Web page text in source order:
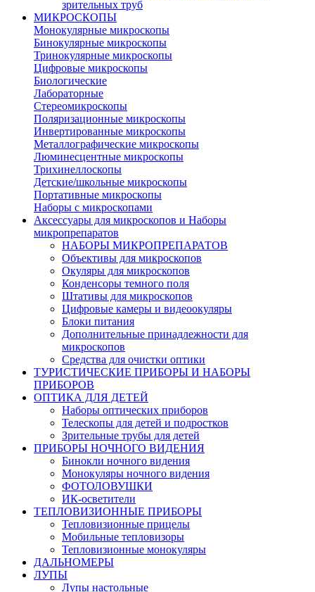
зрительных труб
МИКРОСКОПЫ
Монокулярные микроскопы
Бинокулярные микроскопы
Тринокулярные микроскопы
Цифровые микроскопы
Биологические
Лабораторные
Стереомикроскопы
Поляризационные микроскопы
Инвертированные микроскопы
Металлографические микроскопы
Люминесцентные микроскопы
Трихинеллоскопы
Детские/школьные микроскопы
Портативные микроскопы
Наборы с микроскопами
Аксессуары для микроскопов и Наборы
микропрепаратов
НАБОРЫ МИКРОПРЕПАРАТОВ
Объективы для микроскопов
Окуляры для микроскопов
Конденсоры темного поля
Штативы для микроскопов
Цифровые камеры и видеоокуляры
Блоки питания
Дополнительные принадлежности для
микроскопов
Средства для очистки оптики
ТУРИСТИЧЕСКИЕ ПРИБОРЫ И НАБОРЫ
ПРИБОРОВ
ОПТИКА ДЛЯ ДЕТЕЙ
Наборы оптических приборов
Телескопы для детей и подростков
Зрительные трубы для детей
ПРИБОРЫ НОЧНОГО ВИДЕНИЯ
Бинокли ночного видения
Монокуляры ночного видения
ФОТОЛОВУШКИ
ИК-осветители
ТЕПЛОВИЗИОННЫЕ ПРИБОРЫ
Тепловизионные прицелы
Мобильные тепловизоры
Тепловизионные монокуляры
ДАЛЬНОМЕРЫ
ЛУПЫ
Лупы настольные